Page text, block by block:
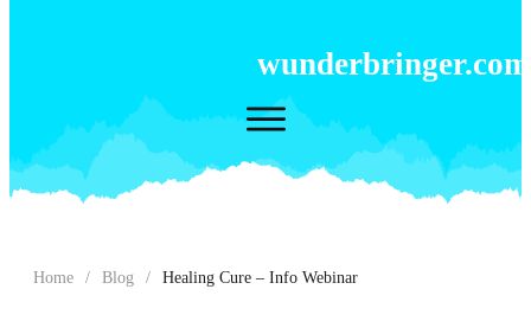
wunderbringer.com
Home / Blog / Healing Cure – Info Webinar